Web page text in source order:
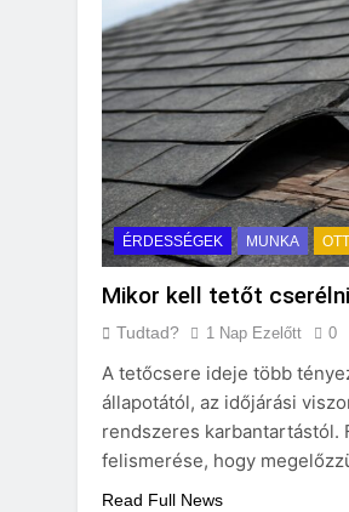
ÉRDESSÉGEK MUNKA
Mikor kell tetőt
Tudtad? 1 Nap Ezelőtt 0
A tetőcsere ideje több
állapotától, az időjárási
rendszeres karbantartástól.
felismerése, hogy
Read Full News